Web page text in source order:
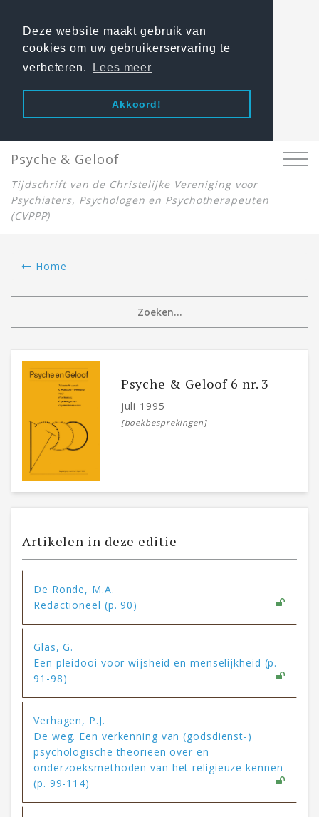
Deze website maakt gebruik van
cookies om uw gebruikerservaring te
verbeteren.
Lees meer
Akkoord!
Psyche & Geloof
Tijdschrift van de Christelijke Vereniging voor
Psychiaters, Psychologen en Psychotherapeuten
(CVPPP)
Home
Psyche & Geloof 6 nr. 3
juli 1995
[boekbesprekingen]
Artikelen in deze editie
De Ronde, M.A.
Redactioneel (p. 90)
Glas, G.
Een pleidooi voor wijsheid en menselijkheid (p.
91-98)
Verhagen, P.J.
De weg. Een verkenning van (godsdienst-)
psychologische theorieën over en
onderzoeksmethoden van het religieuze kennen
(p. 99-114)